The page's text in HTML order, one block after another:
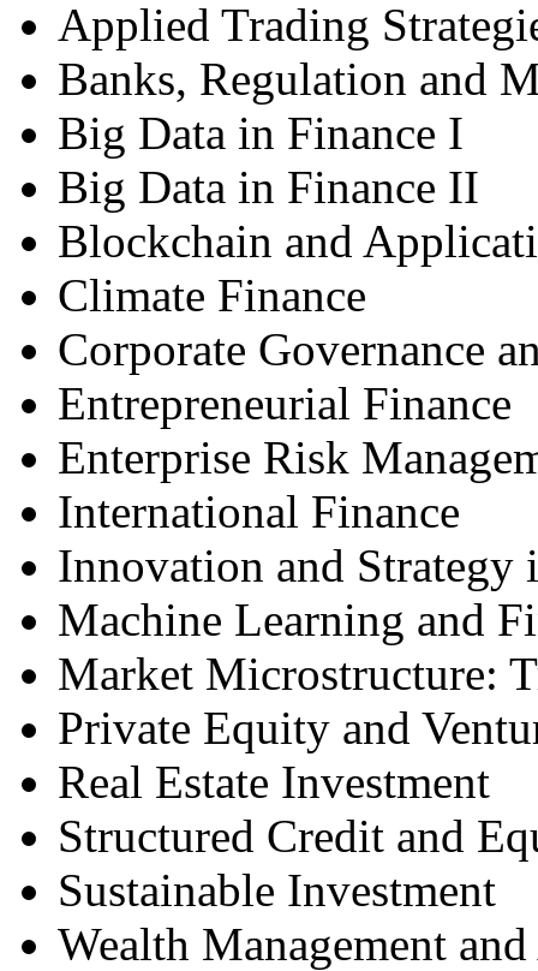
Applied Trading
Banks, Regulation and
Big Data in Finance I
Big Data in Finance II
Blockchain and
Climate Finance
Corporate Governance
Entrepreneurial Finance
Enterprise Risk
International Finance
Innovation and Strategy
Machine Learning and
Market Microstructure:
Private Equity and
Real Estate Investment
Structured Credit and
Sustainable Investment
Wealth Management